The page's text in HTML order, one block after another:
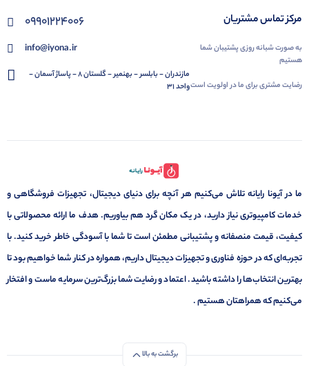
مرکز تماس مشتریان
به صورت شبانه روزی پشتیبان شما
هستیم
رضایت مشتری برای ما در اولویت است
09901224006
info@iyona.ir
مازندران - بابلسر - بهنمیر - گلستان 8 - پاساژ آسمان -
واحد 31
ما در آیونا رایانه تلاش می‌کنیم هر آنچه برای دنیای دیجیتال، تجهیزات فروشگاهی و
خدمات کامپیوتری نیاز دارید، در یک مکان گرد هم بیاوریم. هدف ما ارائه محصولاتی با
کیفیت، قیمت منصفانه و پشتیبانی مطمئن است تا شما با آسودگی خاطر خرید کنید. با
تجربه‌ای که در حوزه فناوری و تجهیزات دیجیتال داریم، همواره در کنار شما خواهیم بود تا
بهترین انتخاب‌ها را داشته باشید. اعتماد و رضایت شما بزرگ‌ترین سرمایه ماست و افتخار
می‌کنیم که همراهتان هستیم .
برگشت به بالا